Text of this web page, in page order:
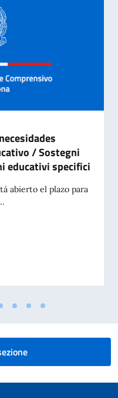
/ Sostegni
educativi specifici
abierto el plazo para
específicas de